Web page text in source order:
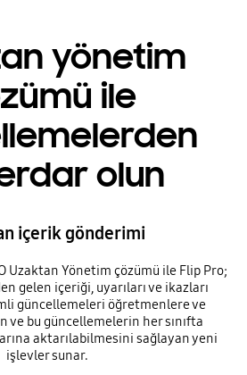
yönetim
ile
olun
içerik gönderimi
Uzaktan Yönetim çözümü ile Flip Pro;
gelen içeriği, uyarıları ve ikazları
güncellemeleri öğretmenlere ve
ve bu güncellemelerin her sınıfta
aktarılabilmesini sağlayan yeni
işlevler sunar.